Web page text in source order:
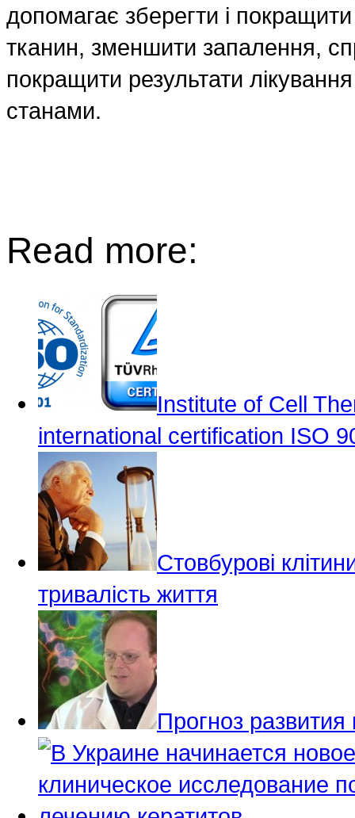
допомагає зберегти і
тканин, зменшити запалення,
покращити результати
станами.
Read more:
Institute of Cell
international certification ISO
Стовбурові
тривалість життя
Прогноз